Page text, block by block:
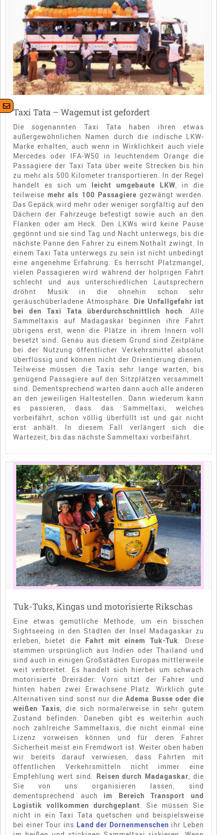
Taxi Tata – Wagemut ist gefordert
Die sogenannten Taxi Tata haben ihren etwas
außergewöhnlichen Namen durch die indische LKW-
Marke erhalten, auch wenn in Wirklichkeit auch viele
Mercedes oder IFA-W50 in leuchtendem Orange die
Passagiere der Taxi Tata über weite Strecken bis hin
zu mehr als 500 Kilometer transportieren. In der Regel
handelt es sich um leicht umgebaute LKW, in die
teilweisemehr als 100 Passagiere gezwängt werden.
Das Gepäck wird mehr oder weniger sorgfältig auf den
Dächern der Fahrzeuge befestigt sowie auch an den
Flanken oder am Heck. Den LKWs wird keine Pause
gegönnt und sie sind Tag und Nacht unterwegs, bis die
nächste Panne den Fahrer zu einem Nothalt zwingt. In
einem Taxi Tata unterwegs zu sein ist nicht unbedingt
eine angenehme Erfahrung. Es herrscht Platzmangel,
vielen Passagieren wird während der holprigen Fahrt
schlecht und aus unterschiedlichen Lautsprechern
dröhnt Musik in die ohnehin schon sehr
geräuschüberladene Atmosphäre. Die Unfallgefahr ist
bei den Taxi Tata überdurchschnittlich hoch. Alle
Sammeltaxis auf Madagaskar beginnen ihre Fahrt
übrigens erst, wenn die Plätze in ihrem Innern voll
besetzt sind. Genau aus diesem Grund sind Zeitpläne
bei der Nutzung öffentlicher Verkehrsmittel absolut
überflüssig und können nicht der Orientierung dienen.
Teilweise müssen die Taxis sehr lange warten, bis
genügend Passagiere auf den Sitzplätzen versammelt
sind. Dementsprechend warten dann auch alle anderen
an den jeweiligen Haltestellen. Dann wiederum kann
es passieren, dass das Sammeltaxi, welches
vorbeifährt, schon völlig überfüllt ist und gar nicht
erst anhält. In diesem Fall verlängert sich die
Wartezeit, bis das nächste Sammeltaxi vorbeifährt.
Tuk-Tuks, Kingas und motorisierte Rikschas
Eine etwas gemütliche Methode, um ein bisschen
Sightseeing in den Städten der Insel Madagaskar zu
erleben, bietet die Fahrt mit einem Tuk-Tuk. Diese
stammen ursprünglich aus Indien oder Thailand und
sind auch in einigen Großstädten Europas mittlerweile
weit verbreitet. Es handelt sich hierbei um schwach
motorisierte Dreiräder: Vorn sitzt der Fahrer und
hinten haben zwei Erwachsene Platz. Wirklich gute
Alternativen sind sonst nur dieAdema Busse oder die
weißen Taxis, die sich normalerweise in sehr gutem
Zustand befinden. Daneben gibt es weiterhin auch
noch zahlreiche Sammeltaxis, die nicht einmal eine
Lizenz vorweisen können und für deren Fahrer
Sicherheit meist ein Fremdwort ist. Weiter oben haben
wir bereits darauf verwiesen, dass Fahrten mit
öffentlichen Verkehrsmitteln nicht immer eine
Empfehlung wert sind. Reisen durch Madagaskar, die
Sie von uns organisieren lassen, sind
dementsprechend auch im Bereich Transport und
Logistik vollkommen durchgeplant. Sie müssen Sie
nicht in ein Taxi Tata quetschen und beispielsweise
bei einer Tour ins Land der Dornenmenschen ihr Leben